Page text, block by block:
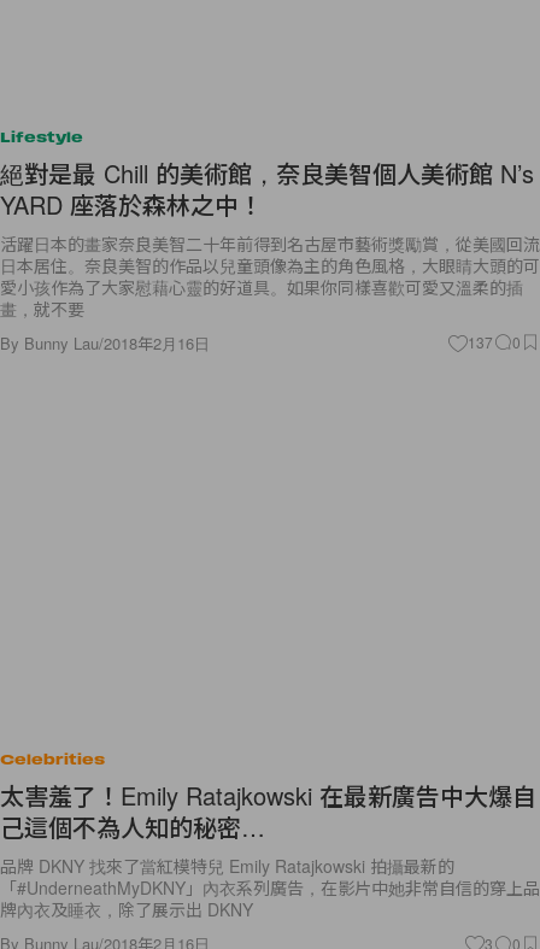
Lifestyle
絕對是最 Chill 的美術館，奈良美智個人美術館 N’s
YARD 座落於森林之中！
活躍日本的畫家奈良美智二十年前得到名古屋市藝術獎勵賞，從美國回流
日本居住。奈良美智的作品以兒童頭像為主的角色風格，大眼睛大頭的可
愛小孩作為了大家慰藉心靈的好道具。如果你同樣喜歡可愛又溫柔的插
畫，就不要
By Bunny Lau/2018年2月16日 137 0
Celebrities
太害羞了！Emily Ratajkowski 在最新廣告中大爆自
己這個不為人知的秘密…
品牌 DKNY 找來了當紅模特兒 Emily Ratajkowski 拍攝最新的
「#UnderneathMyDKNY」內衣系列廣告，在影片中她非常自信的穿上品
牌內衣及睡衣，除了展示出 DKNY
By Bunny Lau/2018年2月16日 3 0